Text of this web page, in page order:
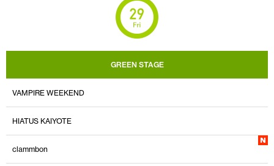
GREEN STAGE
VAMPIRE WEEKEND
HIATUS KAIYOTE
clammbon